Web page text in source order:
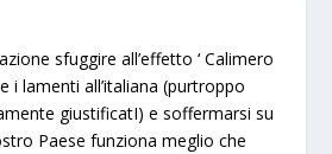
sfuggire all’effetto ‘ Calimero
i lamenti all’italiana (purtroppo
giustificatI) e soffermarsi su
Paese funziona meglio che